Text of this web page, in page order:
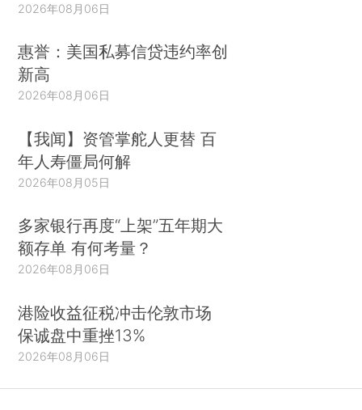
2026年08月06日
惠誉：美国私募信贷违约率创
新高
2026年08月06日
【我闻】资管掌舵人更替 百
年人寿僵局何解
2026年08月05日
多家银行再度“上架”五年期大
额存单 有何考量？
2026年08月06日
港险收益征税冲击伦敦市场
保诚盘中重挫13%
2026年08月06日